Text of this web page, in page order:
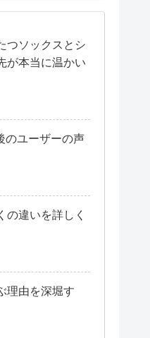
つソックスとシ
が本当に温かい
のユーザーの声
の違いを詳しく
理由を深堀す